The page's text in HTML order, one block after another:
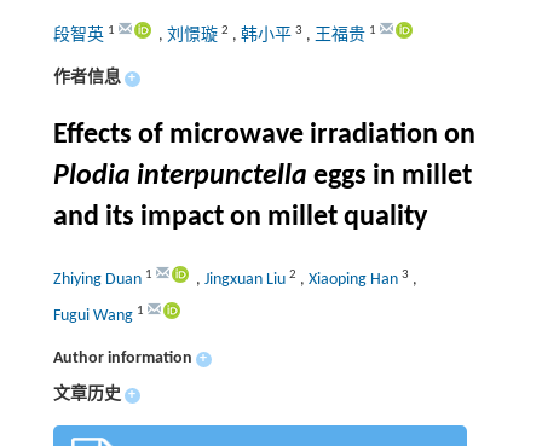
段智英 1 , 刘憬璇 2 , 韩小平 3 , 王福贵 1
作者信息 +
Effects of microwave irradiation on
Plodia interpunctella eggs in millet
and its impact on millet quality
Zhiying Duan 1 , Jingxuan Liu 2 , Xiaoping Han 3 ,
Fugui Wang 1
Author information +
文章历史 +